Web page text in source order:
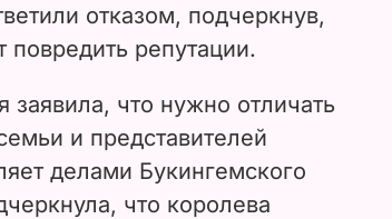
d
o
отказом, подчеркнув,
репутации.
заявила, что нужно отличать
и представителей
делами Букингемского
что королева